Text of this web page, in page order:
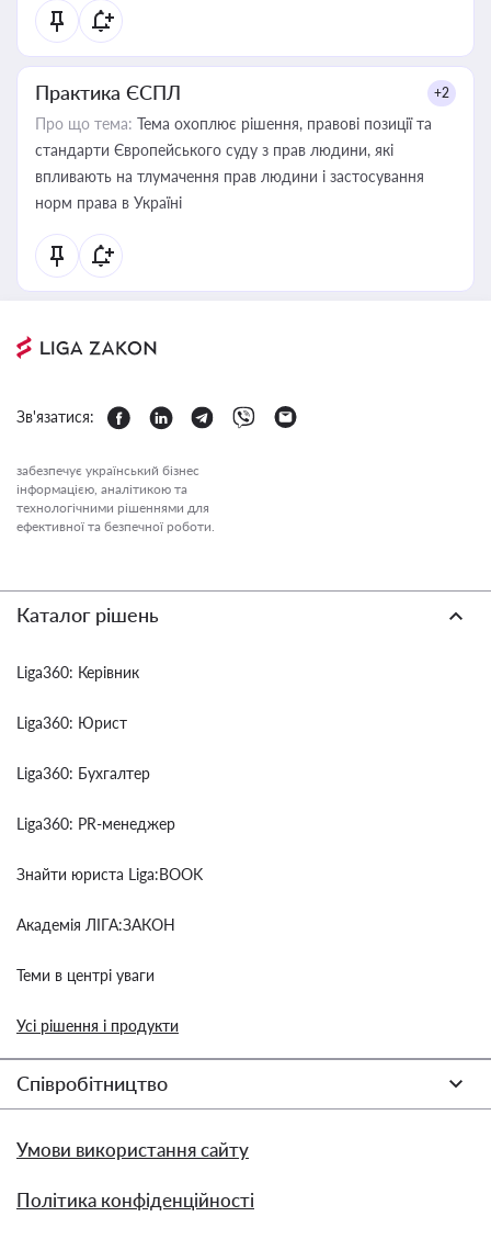
Практика ЄСПЛ +2
Про що тема: Тема охоплює рішення, правові позиції та
стандарти Європейського суду з прав людини, які
впливають на тлумачення прав людини і застосування
норм права в Україні
Зв'язатися:
забезпечує український бізнес
інформацією, аналітикою та
технологічними рішеннями для
ефективної та безпечної роботи.
Каталог рішень
Liga360: Керівник
Liga360: Юрист
Liga360: Бухгалтер
Liga360: PR-менеджер
Знайти юриста Liga:BOOK
Академія ЛІГА:ЗАКОН
Теми в центрі уваги
Усі рішення і продукти
Співробітництво
Умови використання сайту
Політика конфіденційності